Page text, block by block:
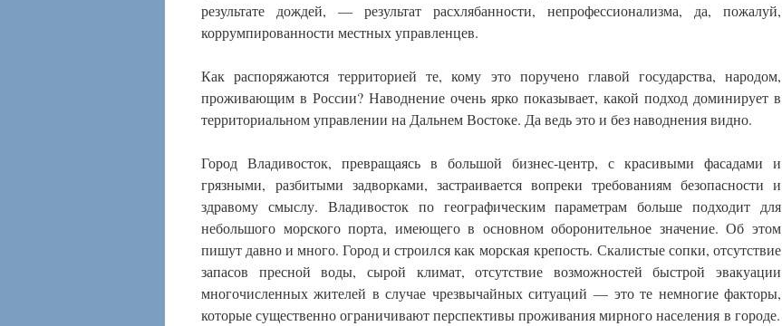
результате дождей, — результат расхлябанности, непрофессионализма, да, пожалуй,
коррумпированности местных управленцев.
Как распоряжаются территорией те, кому это поручено главой государства, народом,
проживающим в России? Наводнение очень ярко показывает, какой подход доминирует в
территориальном управлении на Дальнем Востоке. Да ведь это и без наводнения видно.
Город Владивосток, превращаясь в большой бизнес-центр, с красивыми фасадами и
грязными, разбитыми задворками, застраивается вопреки требованиям безопасности и
здравому смыслу. Владивосток по географическим параметрам больше подходит для
небольшого морского порта, имеющего в основном оборонительное значение. Об этом
пишут давно и много. Город и строился как морская крепость. Скалистые сопки, отсутствие
запасов пресной воды, сырой климат, отсутствие возможностей быстрой эвакуации
многочисленных жителей в случае чрезвычайных ситуаций — это те немногие факторы,
которые существенно ограничивают перспективы проживания мирного населения в городе.